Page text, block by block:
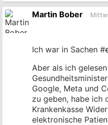
Martin Bober
Ich war in Sachen #
Aber als ich
Google, Meta und
zu geben, habe ich
Krankenkasse
elektronische